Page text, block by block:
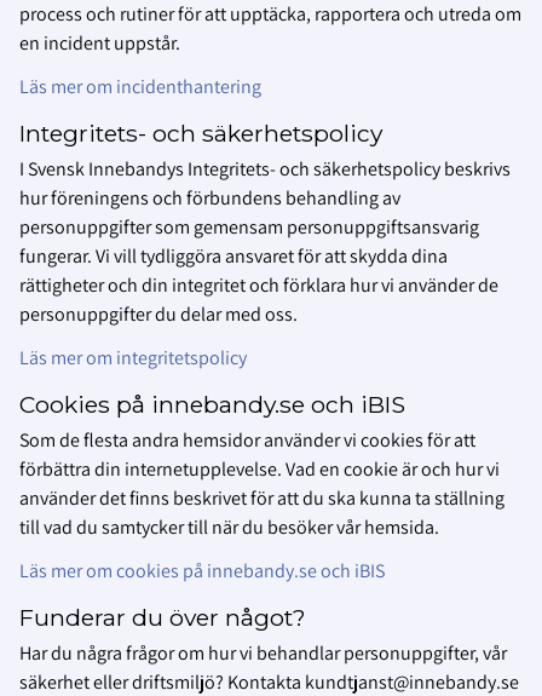
process och rutiner för att upptäcka, rapportera och utreda om
en incident uppstår.
Läs mer om incidenthantering
Integritets- och säkerhetspolicy
I Svensk Innebandys Integritets- och säkerhetspolicy beskrivs
hur föreningens och förbundens behandling av
personuppgifter som gemensam personuppgiftsansvarig
fungerar. Vi vill tydliggöra ansvaret för att skydda dina
rättigheter och din integritet och förklara hur vi använder de
personuppgifter du delar med oss.
Läs mer om integritetspolicy
Cookies på innebandy.se och iBIS
Som de flesta andra hemsidor använder vi cookies för att
förbättra din internetupplevelse. Vad en cookie är och hur vi
använder det finns beskrivet för att du ska kunna ta ställning
till vad du samtycker till när du besöker vår hemsida.
Läs mer om cookies på innebandy.se och iBIS
Funderar du över något?
Har du några frågor om hur vi behandlar personuppgifter, vår
säkerhet eller driftsmiljö? Kontakta kundtjanst@innebandy.se